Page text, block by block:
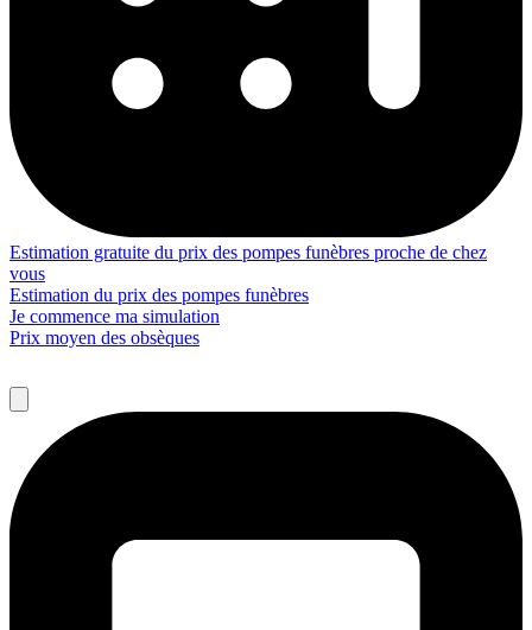
Estimation gratuite du prix des pompes funèbres proche de chez
vous
Estimation du prix des pompes funèbres
Je commence ma simulation
Prix moyen des obsèques